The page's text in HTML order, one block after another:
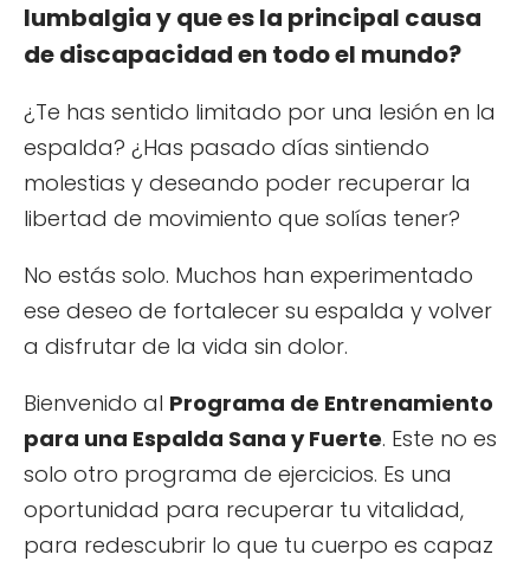
lumbalgia y que es la principal causa
de discapacidad en todo el mundo?
¿Te has sentido limitado por una lesión en la
espalda? ¿Has pasado días sintiendo
molestias y deseando poder recuperar la
libertad de movimiento que solías tener?
No estás solo. Muchos han experimentado
ese deseo de fortalecer su espalda y volver
a disfrutar de la vida sin dolor.
Bienvenido al Programa de Entrenamiento
para una Espalda Sana y Fuerte. Este no es
solo otro programa de ejercicios. Es una
oportunidad para recuperar tu vitalidad,
para redescubrir lo que tu cuerpo es capaz